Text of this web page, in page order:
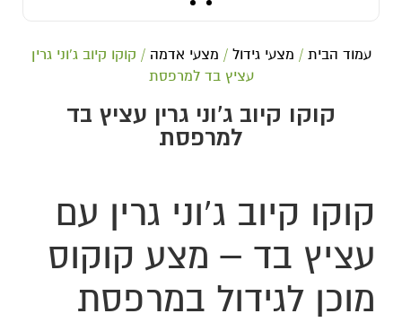
עמוד הבית / מצעי גידול / מצעי אדמה / קוקו קיוב ג'וני גרין
עציץ בד למרפסת
קוקו קיוב ג'וני גרין עציץ בד
למרפסת
קוקו קיוב ג’וני גרין עם
עציץ בד – מצע קוקוס
מוכן לגידול במרפסת